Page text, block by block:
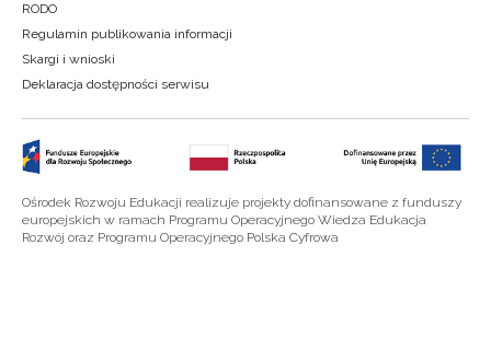
RODO
Regulamin publikowania informacji
Skargi i wnioski
Deklaracja dostępności serwisu
Ośrodek Rozwoju Edukacji realizuje projekty dofinansowane z funduszy
europejskich w ramach Programu Operacyjnego Wiedza Edukacja
Rozwój oraz Programu Operacyjnego Polska Cyfrowa